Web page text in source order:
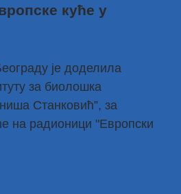
куће у
је доделила
за биолошка
Станковић”, за
на радионици "Европски